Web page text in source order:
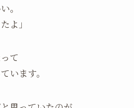
。
よ」
て
います。